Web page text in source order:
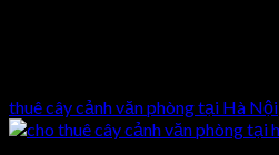
thuê cây cảnh văn phòng tại Hà Nội